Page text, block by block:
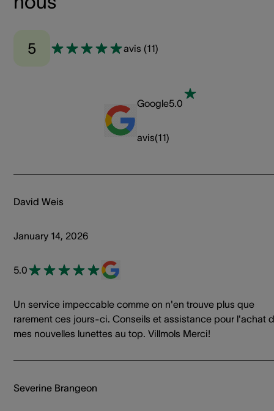
5 avis (11)
Google5.0
avis(11)
David Weis
January 14, 2026
5.0
Un service impeccable comme on n'en trouve plus que
rarement ces jours-ci. Conseils et assistance pour l'achat
mes nouvelles lunettes au top. Villmols Merci!
Severine Brangeon